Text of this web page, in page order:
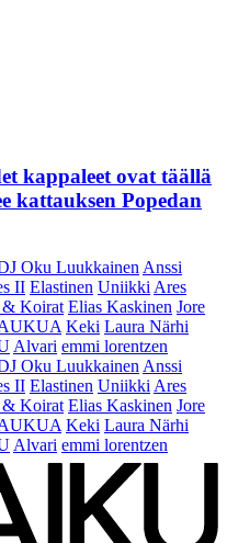
kappaleet ovat täällä
kattauksen Popedan
Oku Luukkainen Anssi
II Elastinen Uniikki Ares
& Koirat Elias Kaskinen Jore
Keki Laura Närhi
Alvari emmi lorentzen
Oku Luukkainen Anssi
II Elastinen Uniikki Ares
& Koirat Elias Kaskinen Jore
Keki Laura Närhi
Alvari emmi lorentzen